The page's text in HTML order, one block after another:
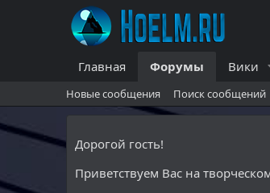
Главная Форумы Вики
Новые сообщения Поиск сообщений
Дорогой гость!
Приветствуем Вас на